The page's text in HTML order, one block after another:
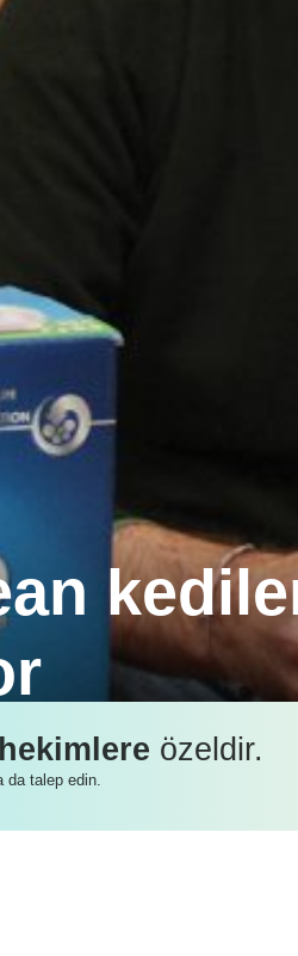
Özgür Çelebi,
diyor.
özeldir.
da talep edin.